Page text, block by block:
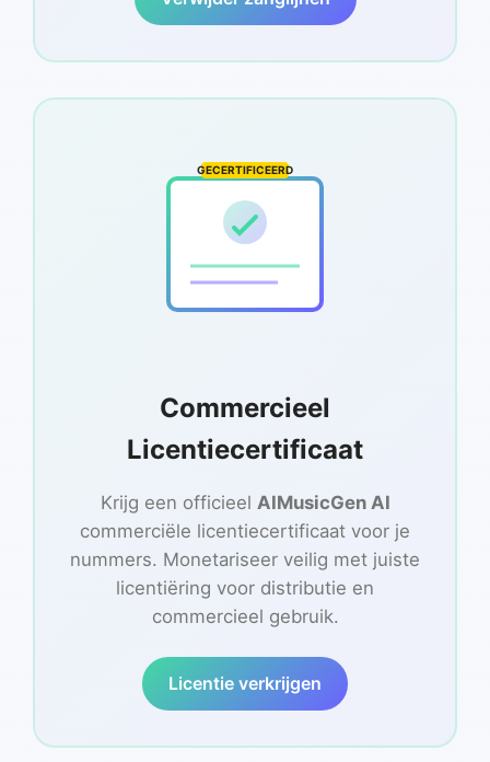
GECERTIFICEERD
Commercieel
Licentiecertificaat
Krijg een officieel AIMusicGen AI
commerciële licentiecertificaat voor je
nummers. Monetariseer veilig met juiste
licentiëring voor distributie en
commercieel gebruik.
Licentie verkrijgen